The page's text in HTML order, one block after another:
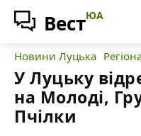
ВестЮА
Новини Луцька
У Луцьку
на Молоді,
Пчілки